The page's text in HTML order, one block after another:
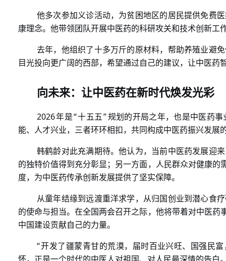
他多次参加义诊活动，为贫困地区的居民提供免费
康理念。他带领团队开展中医药的科研攻关和技术创新工
去年，他组织了十多万斤的原材料，帮助养殖业避
目光投向更广阔的西部，希望通过自己的建议，让中医药
向未来：让中医药在新时代焕发光彩
2026年是“十五五 ”规划的开局之年，也是中医药
能、人才兴业，三者环环相扣，共同构成中医药振兴发展
韩鹤龄对此充满期待。他认为，当前中医药发展迎
的独特价值得到充分彰显；另一方面，人民群众对健康
度，为中医药传承创新发展提供了坚实保障。
从童年结缘到远渡重洋求学，从归国创业到潜心食
的使命与担当。在全国两会召开之际，他将带着对中医
中国建设贡献自己的力量。
“开发了疆蒙青甘的荒漠，届时百业兴旺、国强民
怀，正是一个时代的中医人对祖国、对人民最深情的告白